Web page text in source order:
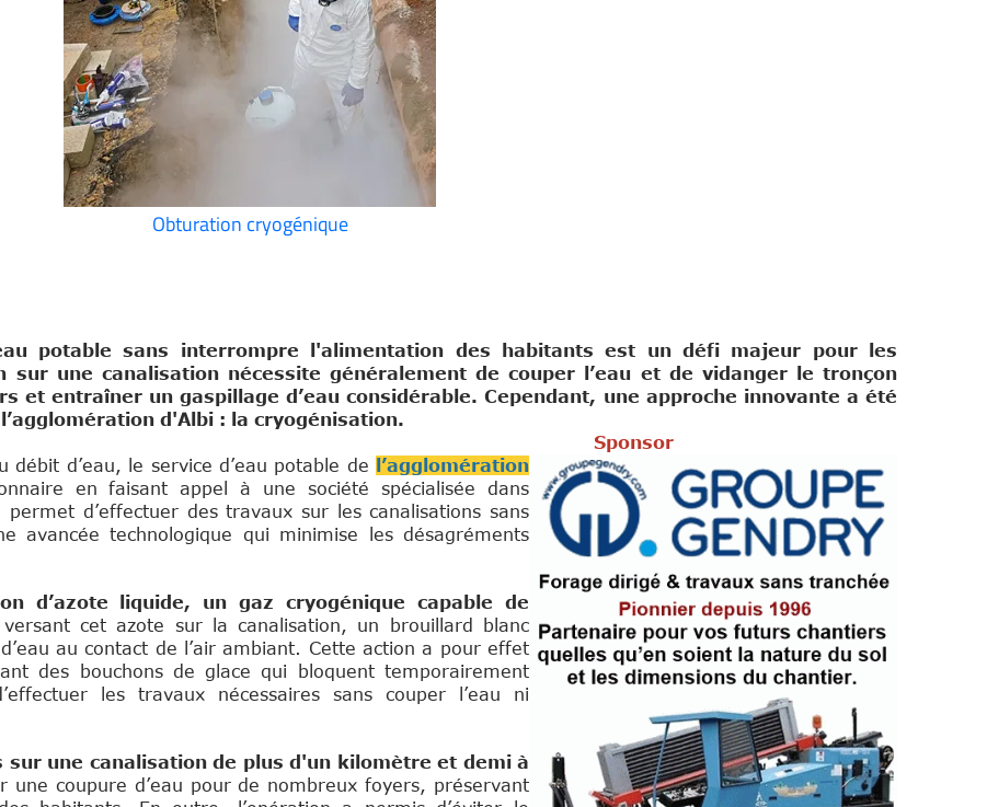
Obturation cryogénique
potable sans interrompre l'alimentation des habitants est un défi majeur pour les
une canalisation nécessite généralement de couper l’eau et de vidanger le tronçon
et entraîner un gaspillage d’eau considérable. Cependant, une approche innovante a été
d'Albi : la cryogénisation.
d’eau, le service d’eau potable de
l’agglomération
en faisant appel à une société spécialisée dans
permet d’effectuer des travaux sur les canalisations sans
avancée technologique qui minimise les désagréments
d’azote liquide, un gaz cryogénique capable de
versant cet azote sur la canalisation, un brouillard blanc
au contact de l’air ambiant. Cette action a pour effet
des bouchons de glace qui bloquent temporairement
les travaux nécessaires sans couper l’eau ni
sur une canalisation de plus d'un kilomètre et demi à
une coupure d’eau pour de nombreux foyers, préservant